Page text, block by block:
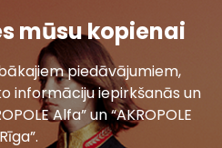
mūsu kopienai
piedāvājumiem,
informāciju iepirkšanās un
Alfa” un “AKROPOLE
Rīga”.